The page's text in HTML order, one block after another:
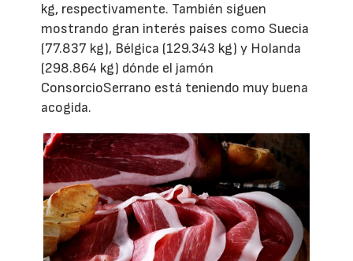
kg, respectivamente. También siguen
mostrando gran interés países como Suecia
(77.837 kg), Bélgica (129.343 kg) y Holanda
(298.864 kg) dónde el jamón
ConsorcioSerrano está teniendo muy buena
acogida.